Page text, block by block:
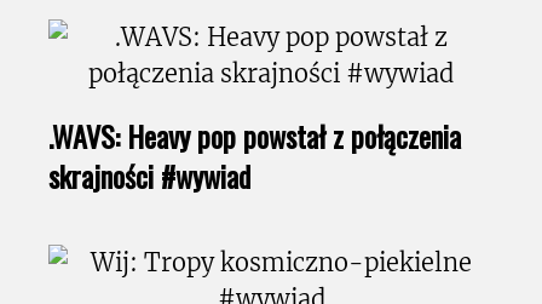
.WAVS: Heavy pop powstał z połączenia
skrajności #wywiad